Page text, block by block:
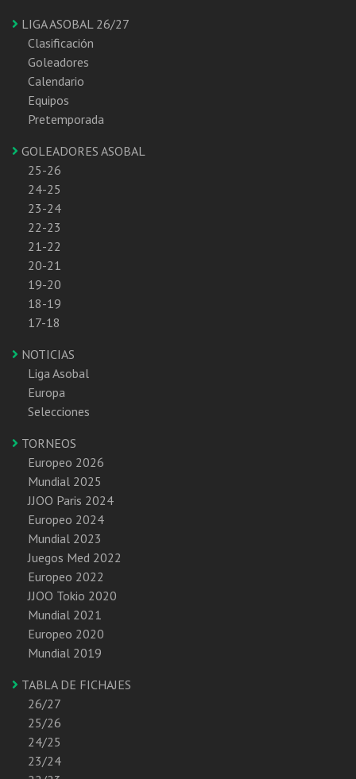
LIGA ASOBAL 26/27
Clasificación
Goleadores
Calendario
Equipos
Pretemporada
GOLEADORES ASOBAL
25-26
24-25
23-24
22-23
21-22
20-21
19-20
18-19
17-18
NOTICIAS
Liga Asobal
Europa
Selecciones
TORNEOS
Europeo 2026
Mundial 2025
JJOO Paris 2024
Europeo 2024
Mundial 2023
Juegos Med 2022
Europeo 2022
JJOO Tokio 2020
Mundial 2021
Europeo 2020
Mundial 2019
TABLA DE FICHAJES
26/27
25/26
24/25
23/24